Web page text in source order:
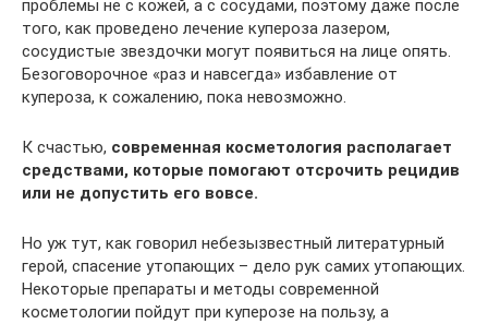
проблемы не с кожей, а с сосудами, поэтому даже после
того, как проведено лечение купероза лазером,
сосудистые звездочки могут появиться на лице опять.
Безоговорочное «раз и навсегда» избавление от
купероза, к сожалению, пока невозможно.
К счастью, современная косметология располагает
средствами, которые помогают отсрочить рецидив
или не допустить его вовсе.
Но уж тут, как говорил небезызвестный литературный
герой, спасение утопающих – дело рук самих утопающих.
Некоторые препараты и методы современной
косметологии пойдут при куперозе на пользу, а